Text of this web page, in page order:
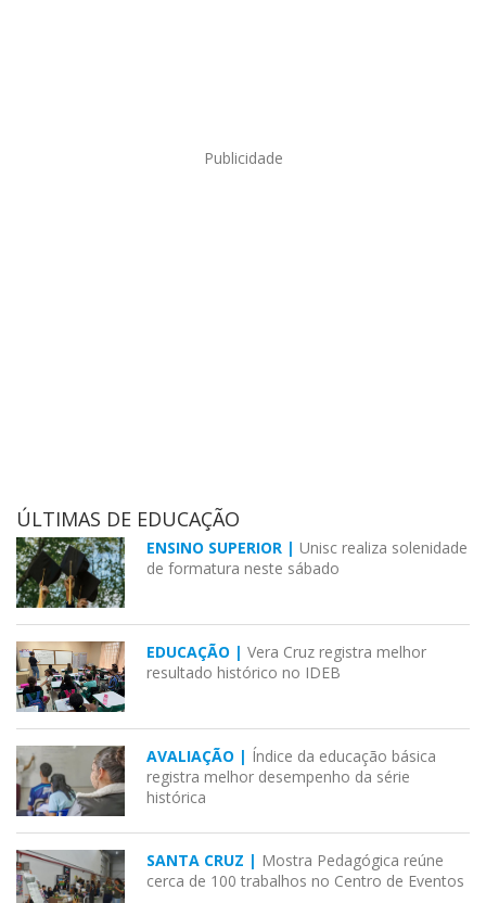
Publicidade
ÚLTIMAS DE EDUCAÇÃO
ENSINO SUPERIOR | Unisc realiza solenidade
de formatura neste sábado
EDUCAÇÃO | Vera Cruz registra melhor
resultado histórico no IDEB
AVALIAÇÃO | Índice da educação básica
registra melhor desempenho da série
histórica
SANTA CRUZ | Mostra Pedagógica reúne
cerca de 100 trabalhos no Centro de Eventos